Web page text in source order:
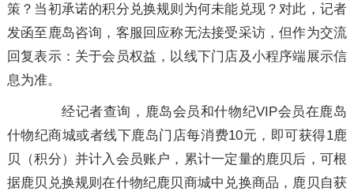
策？当初承诺的积分兑换规则为何未能兑现？对此，记者
发函至鹿岛咨询，客服回应称无法接受采访，但作为交流
回复表示：关于会员权益，以线下门店及小程序端展示信
息为准。
经记者查询，鹿岛会员和什物纪VIP会员在鹿岛
什物纪商城或者线下鹿岛门店每消费10元，即可获得1鹿
贝（积分）并计入会员账户，累计一定量的鹿贝后，可根
据鹿贝兑换规则在什物纪鹿贝商城中兑换商品，鹿贝自获